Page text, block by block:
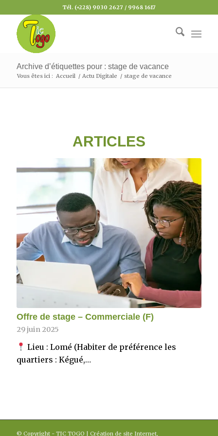
Tél. (+228) 9030 2627 / 9968 1617
Archive d’étiquettes pour : stage de vacance
Vous êtes ici : Accueil / Actu Digitale / stage de vacance
ARTICLES
Offre de stage – Commerciale (F)
29 juin 2025
Lieu : Lomé (Habiter de préférence les
quartiers : Kégué,…
© Copyright - TIC TOGO | Création de site Internet,